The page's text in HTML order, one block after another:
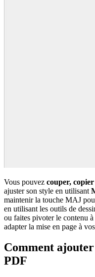
Vous pouvez couper,
ajuster son style en utilisant
maintenir la touche MAJ
en utilisant les outils de
ou faites pivoter le contenu à
adapter la mise en page à
Comment ajouter
PDF